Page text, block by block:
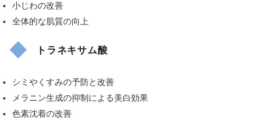
小じわの改善
全体的な肌質の向上
トラネキサム酸
シミやくすみの予防と改善
メラニン生成の抑制による美白効果
色素沈着の改善